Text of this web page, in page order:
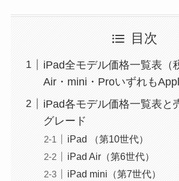
目次
iPad全モデル価格一覧表（
Air・mini・Proいずれも
iPad各モデル価格一覧表と
グレード
iPad （第10世代）
iPad Air（第6世代）
iPad mini（第7世代）